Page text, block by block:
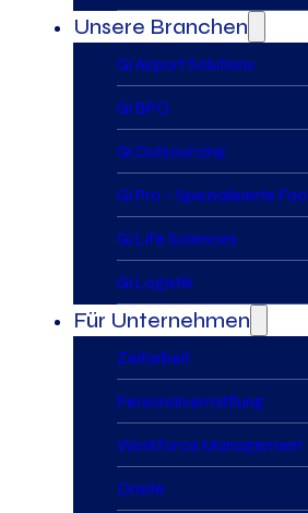
Unsere Branchen
Gi Airport Solutions
Gi BPO
Gi Outsourcing
Gi Pro – Spezialisierte
Gi Life Sciences
Gi Logistik
Für Unternehmen
Zeitarbeit
Personalvermittlung
Workforce Management
Onsite